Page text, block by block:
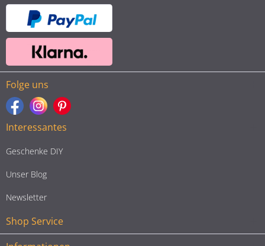
Folge uns
Interessantes
Geschenke DIY
Unser Blog
Newsletter
Shop Service